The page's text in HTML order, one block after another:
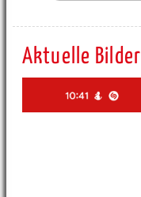
Aktuelle Bilder